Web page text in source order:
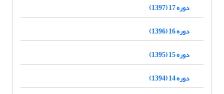
دوره 17 (1397)
دوره 16 (1396)
دوره 15 (1395)
دوره 14 (1394)